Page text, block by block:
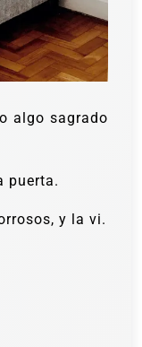
algo sagrado
puerta.
y la vi.